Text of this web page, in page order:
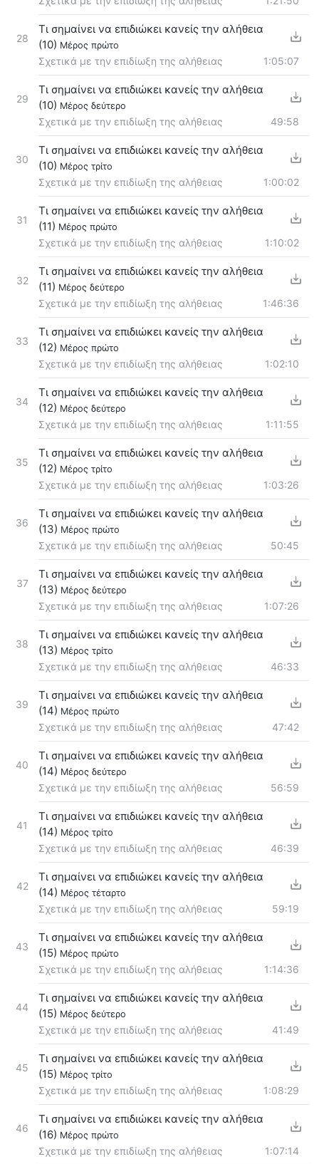
28
Τι σημαίνει να επιδιώκει κανείς την αλήθεια
(10) Μέρος πρώτο
Σχετικά με την επιδίωξη της αλήθειας 1:05:07
29
Τι σημαίνει να επιδιώκει κανείς την αλήθεια
(10) Μέρος δεύτερο
Σχετικά με την επιδίωξη της αλήθειας 49:58
30
Τι σημαίνει να επιδιώκει κανείς την αλήθεια
(10) Μέρος τρίτο
Σχετικά με την επιδίωξη της αλήθειας 1:00:02
31
Τι σημαίνει να επιδιώκει κανείς την αλήθεια
(11) Μέρος πρώτο
Σχετικά με την επιδίωξη της αλήθειας 1:10:02
32
Τι σημαίνει να επιδιώκει κανείς την αλήθεια
(11) Μέρος δεύτερο
Σχετικά με την επιδίωξη της αλήθειας 1:46:36
33
Τι σημαίνει να επιδιώκει κανείς την αλήθεια
(12) Μέρος πρώτο
Σχετικά με την επιδίωξη της αλήθειας 1:02:10
34
Τι σημαίνει να επιδιώκει κανείς την αλήθεια
(12) Μέρος δεύτερο
Σχετικά με την επιδίωξη της αλήθειας 1:11:55
35
Τι σημαίνει να επιδιώκει κανείς την αλήθεια
(12) Μέρος τρίτο
Σχετικά με την επιδίωξη της αλήθειας 1:03:26
36
Τι σημαίνει να επιδιώκει κανείς την αλήθεια
(13) Μέρος πρώτο
Σχετικά με την επιδίωξη της αλήθειας 50:45
37
Τι σημαίνει να επιδιώκει κανείς την αλήθεια
(13) Μέρος δεύτερο
Σχετικά με την επιδίωξη της αλήθειας 1:07:26
38
Τι σημαίνει να επιδιώκει κανείς την αλήθεια
(13) Μέρος τρίτο
Σχετικά με την επιδίωξη της αλήθειας 46:33
39
Τι σημαίνει να επιδιώκει κανείς την αλήθεια
(14) Μέρος πρώτο
Σχετικά με την επιδίωξη της αλήθειας 47:42
40
Τι σημαίνει να επιδιώκει κανείς την αλήθεια
(14) Μέρος δεύτερο
Σχετικά με την επιδίωξη της αλήθειας 56:59
41
Τι σημαίνει να επιδιώκει κανείς την αλήθεια
(14) Μέρος τρίτο
Σχετικά με την επιδίωξη της αλήθειας 46:39
42
Τι σημαίνει να επιδιώκει κανείς την αλήθεια
(14) Μέρος τέταρτο
Σχετικά με την επιδίωξη της αλήθειας 59:19
43
Τι σημαίνει να επιδιώκει κανείς την αλήθεια
(15) Μέρος πρώτο
Σχετικά με την επιδίωξη της αλήθειας 1:14:36
44
Τι σημαίνει να επιδιώκει κανείς την αλήθεια
(15) Μέρος δεύτερο
Σχετικά με την επιδίωξη της αλήθειας 41:49
45
Τι σημαίνει να επιδιώκει κανείς την αλήθεια
(15) Μέρος τρίτο
Σχετικά με την επιδίωξη της αλήθειας 1:08:29
46
Τι σημαίνει να επιδιώκει κανείς την αλήθεια
(16) Μέρος πρώτο
Σχετικά με την επιδίωξη της αλήθειας 1:07:14